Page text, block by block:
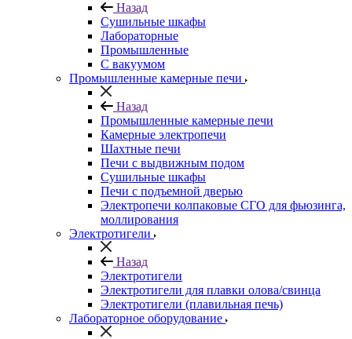
Назад
Сушильные шкафы
Лабораторные
Промышленные
С вакуумом
Промышленные камерные печи
Назад
Промышленные камерные печи
Камерные электропечи
Шахтные печи
Печи с выдвижным подом
Сушильные шкафы
Печи с подъемной дверью
Электропечи колпаковые СГО для фьюзинга,
моллирования
Электротигели
Назад
Электротигели
Электротигели для плавки олова/свинца
Электротигели (плавильная печь)
Лабораторное оборудование